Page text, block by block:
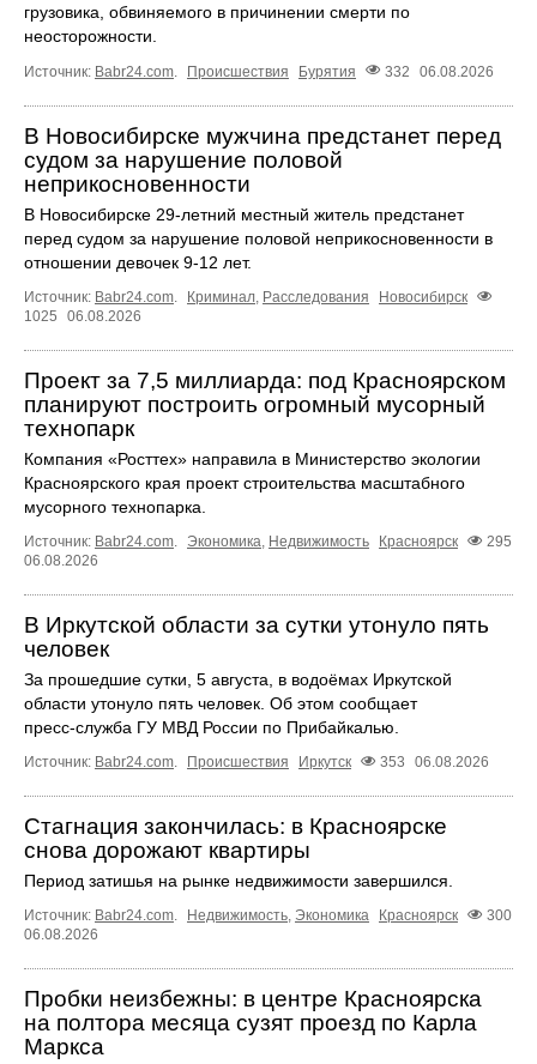
грузовика, обвиняемого в причинении смерти по
неосторожности.
Источник: Babr24.com Происшествия Бурятия 332 06.08.2026
В Новосибирске мужчина предстанет перед
судом за нарушение половой
неприкосновенности
В Новосибирске 29-летний местный житель предстанет
перед судом за нарушение половой неприкосновенности в
отношении девочек 9-12 лет.
Источник: Babr24.com Криминал Расследования
Новосибирск
1025
06.08.2026
Проект за 7,5 миллиарда: под Красноярском
планируют построить огромный мусорный
технопарк
Компания «Росттех» направила в Министерство экологии
Красноярского края проект строительства масштабного
мусорного технопарка.
Источник: Babr24.com Экономика Недвижимость Красноярск
295
06.08.2026
В Иркутской области за сутки утонуло пять
человек
За прошедшие сутки, 5 августа, в водоёмах Иркутской
области утонуло пять человек. Об этом сообщает
пресс‑служба ГУ МВД России по Прибайкалью.
Источник: Babr24.com. Происшествия Иркутск 353 06.08.2026
Стагнация закончилась: в Красноярске
снова дорожают квартиры
Период затишья на рынке недвижимости завершился.
Источник: Babr24.com. Недвижимость, Экономика Красноярск
300
06.08.2026
Пробки неизбежны: в центре Красноярска
на полтора месяца сузят проезд по Карла
Маркса